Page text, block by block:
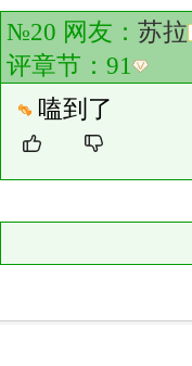
№20 网友： 苏拉
评章节： 91
嗑到了